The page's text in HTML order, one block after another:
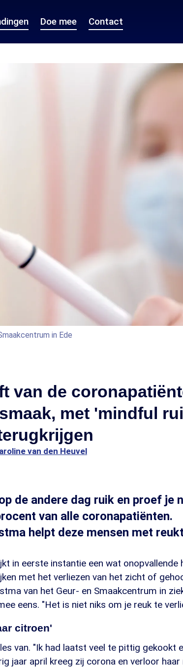
Doe mee Contact
in Ede
van de
met 'mindful
van den Heuvel
de andere dag ruik en proef je
van alle coronapatiënten.
helpt deze mensen met
in eerste instantie een wat onopvallende
met het verliezen van het zicht of
van het Geur- en Smaakcentrum in
eens. "Het is niet niks om je reuk te
citroen'
van. "Ik had laatst veel te pittig gekookt
jaar april kreeg zij corona en verloor haar